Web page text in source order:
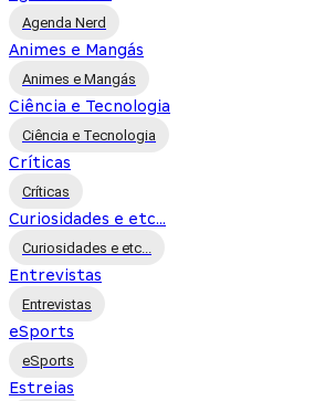
Agenda Nerd
Animes e Mangás
Animes e Mangás
Ciência e Tecnologia
Ciência e Tecnologia
Críticas
Críticas
Curiosidades e etc...
Curiosidades e etc...
Entrevistas
Entrevistas
eSports
eSports
Estreias